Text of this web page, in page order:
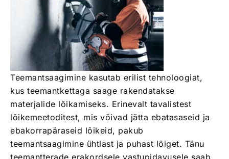
Teemantsaagimine kasutab erilist tehnoloogiat,
kus teemantkettaga saage rakendatakse
materjalide lõikamiseks. Erinevalt tavalistest
lõikemeetoditest, mis võivad jätta ebatasaseid ja
ebakorrapäraseid lõikeid, pakub
teemantsaagimine ühtlast ja puhast lõiget. Tänu